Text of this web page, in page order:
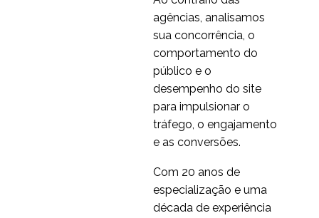
agências, analisamos
sua concorrência, o
comportamento do
público e o
desempenho do site
para impulsionar o
tráfego, o engajamento
e as conversões.
Com 20 anos de
especialização e uma
década de experiência